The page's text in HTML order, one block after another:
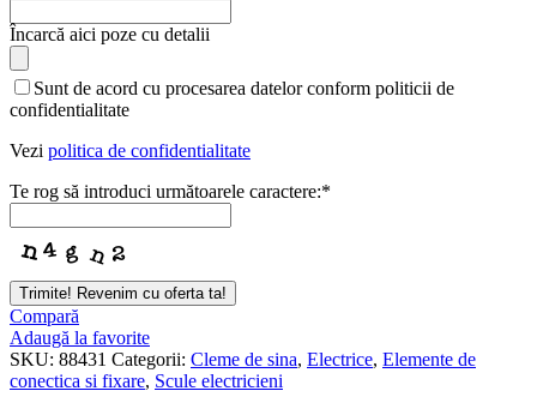
Încarcă aici poze cu detalii
Sunt de acord cu procesarea datelor conform politicii de
confidentialitate
Vezi politica de confidentialitate
Te rog să introduci următoarele caractere:*
Trimite! Revenim cu oferta ta!
Compară
Adaugă la favorite
SKU: 88431 Categorii: Cleme de sina, Electrice, Elemente de
conectica si fixare, Scule electricieni